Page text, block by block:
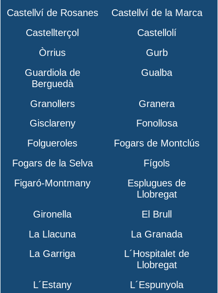
Castellví de Rosanes
Castellví de la Marca
Castellterçol
Castellolí
Òrrius
Gurb
Guardiola de
Berguedà
Gualba
Granollers
Granera
Gisclareny
Fonollosa
Folgueroles
Fogars de Montclús
Fogars de la Selva
Fígols
Figaró-Montmany
Esplugues de
Llobregat
Gironella
El Brull
La Llacuna
La Granada
La Garriga
L´Hospitalet de
Llobregat
L´Estany
L´Espunyola